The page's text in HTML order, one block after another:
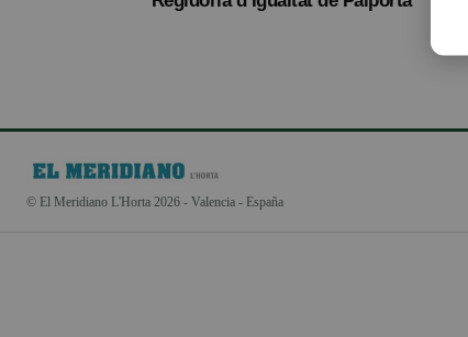
© El Meridiano L'Horta 2026 - Valencia - España